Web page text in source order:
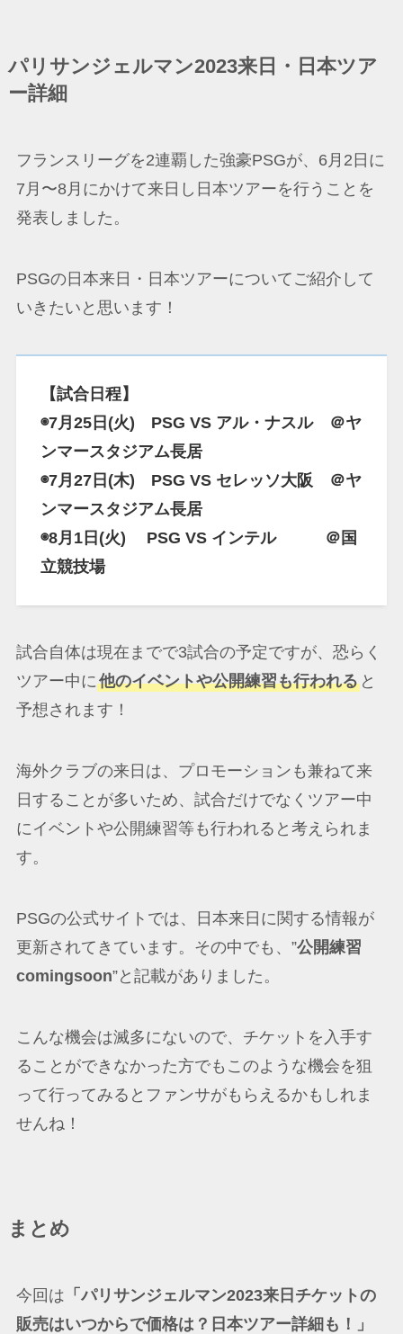
パリサンジェルマン2023来日・日本ツア
ー詳細
フランスリーグを2連覇した強豪PSGが、6月2日に
7月〜8月にかけて来日し日本ツアーを行うことを
発表しました。
PSGの日本来日・日本ツアーについてご紹介して
いきたいと思います！
【試合日程】
◉7月25日(火) PSG VS アル・ナスル ＠ヤ
ンマースタジアム長居
◉7月27日(木) PSG VS セレッソ大阪 ＠ヤ
ンマースタジアム長居
◉8月1日(火) PSG VS インテル ＠国
立競技場
試合自体は現在までで3試合の予定ですが、恐らく
ツアー中に他のイベントや公開練習も行われると
予想されます！
海外クラブの来日は、プロモーションも兼ねて来
日することが多いため、試合だけでなくツアー中
にイベントや公開練習等も行われると考えられま
す。
PSGの公式サイトでは、日本来日に関する情報が
更新されてきています。その中でも、”公開練習
comingsoon”と記載がありました。
こんな機会は滅多にないので、チケットを入手す
ることができなかった方でもこのような機会を狙
って行ってみるとファンサがもらえるかもしれま
せんね！
まとめ
今回は 「パリサンジェルマン2023来日チケットの
販売はいつからで価格は？日本ツアー詳細も！」